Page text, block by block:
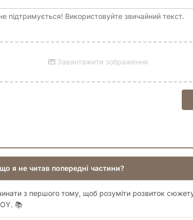
підтримується! Використовуйте звичайний текст.
Завантажити зображення
я не читав попередні частини?
з першого тому, щоб розуміти розвиток
📚